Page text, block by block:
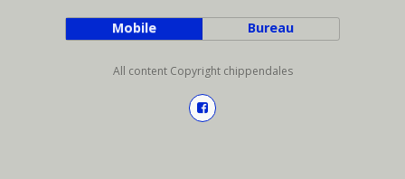
Mobile Bureau
All content Copyright chippendales